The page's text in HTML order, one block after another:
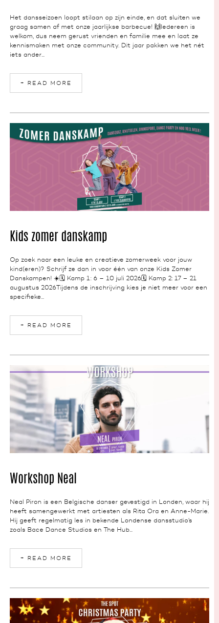
Het dansseizoen loopt stilaan op zijn einde, en dat sluiten we
graag samen af met onze jaarlijkse barbecue! 🙌Iedereen is
welkom, dus neem gerust vrienden en familie mee en laat ze
kennismaken met onze community. Dit jaar pakken we het nét
iets ander...
+ READ MORE
NEWS
Kids zomer danskamp
Op zoek naar een leuke en creatieve zomerweek voor jouw
kind(eren)? Schrijf ze dan in voor één van onze Kids Zomer
Danskampen! ☀️🗓️ Kamp 1: 6 – 10 juli 2026🗓️ Kamp 2: 17 – 21
augustus 2026Tijdens de inschrijving kies je niet meer voor een
specifieke...
+ READ MORE
NEWS
Workshop Neal
Neal Piron is een Belgische danser gevestigd in Londen, waar hij
heeft samengewerkt met artiesten als Rita Ora en Anne-Marie.
Hij geeft regelmatig les in bekende Londense dansstudio’s
zoals Bace Dance Studios en The Hub...
+ READ MORE